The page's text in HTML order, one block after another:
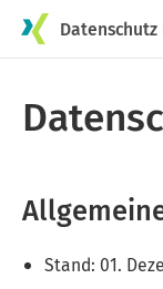
Datenschutz
Stand: 01.